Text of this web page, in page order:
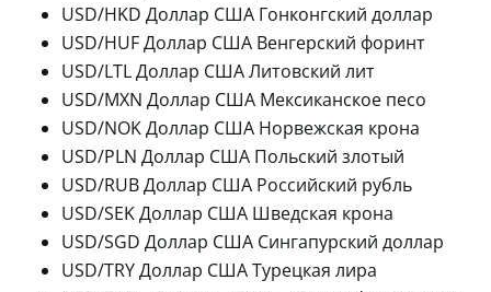
USD/HKD Доллар США Гонконгский доллар
USD/HUF Доллар США Венгерский форинт
USD/LTL Доллар США Литовский лит
USD/MXN Доллар США Мексиканское песо
USD/NOK Доллар США Норвежская крона
USD/PLN Доллар США Польский злотый
USD/RUB Доллар США Российский рубль
USD/SEK Доллар США Шведская крона
USD/SGD Доллар США Сингапурский доллар
USD/TRY Доллар США Турецкая лира